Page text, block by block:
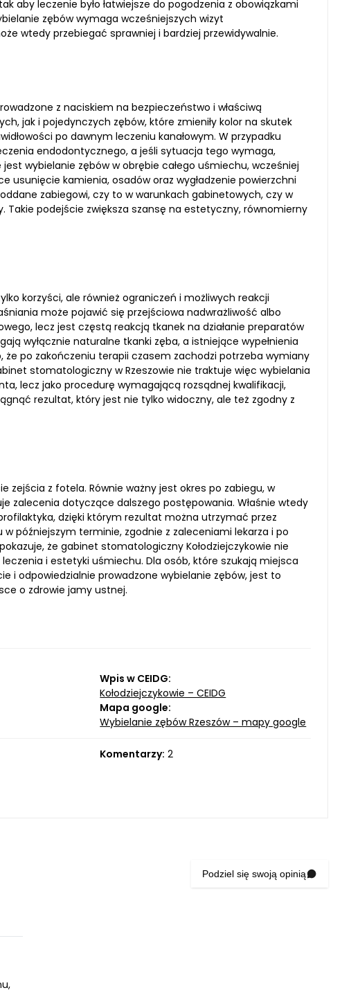
aby leczenie było łatwiejsze do pogodzenia z obowiązkami
zębów wymaga wcześniejszych wizyt
wtedy przebiegać sprawniej i bardziej przewidywalnie.
z naciskiem na bezpieczeństwo i właściwą
jak i pojedynczych zębów, które zmieniły kolor na skutek
po dawnym leczeniu kanałowym. W przypadku
endodontycznego, a jeśli sytuacja tego wymaga,
wybielanie zębów w obrębie całego uśmiechu, wcześniej
usunięcie kamienia, osadów oraz wygładzenie powierzchni
zabiegowi, czy to w warunkach gabinetowych, czy w
podejście zwiększa szansę na estetyczny, równomierny
korzyści, ale również ograniczeń i możliwych reakcji
może pojawić się przejściowa nadwrażliwość albo
lecz jest częstą reakcją tkanek na działanie preparatów
wyłącznie naturalne tkanki zęba, a istniejące wypełnienia
po zakończeniu terapii czasem zachodzi potrzeba wymiany
stomatologiczny w Rzeszowie nie traktuje więc wybielania
lecz jako procedurę wymagającą rozsądnej kwalifikacji,
rezultat, który jest nie tylko widoczny, ale też zgodny z
zejścia z fotela. Równie ważny jest okres po zabiegu, w
zalecenia dotyczące dalszego postępowania. Właśnie wtedy
dzięki którym rezultat można utrzymać przez
późniejszym terminie, zgodnie z zaleceniami lekarza i po
że gabinet stomatologiczny Kołodziejczykowie nie
i estetyki uśmiechu. Dla osób, które szukają miejsca
i odpowiedzialnie prowadzone wybielanie zębów, jest to
o zdrowie jamy ustnej.
Wpis w CEIDG:
Kołodziejczykowie – CEIDG
Mapa google:
Wybielanie zębów Rzeszów – mapy google
Komentarzy: 2
Podziel się swoją opinią